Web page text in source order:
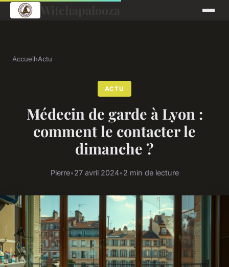
Accueil›Actu
ACTU
Médecin de garde à Lyon :
comment le contacter le
dimanche ?
Pierre•27 avril 2024•2 min de lecture